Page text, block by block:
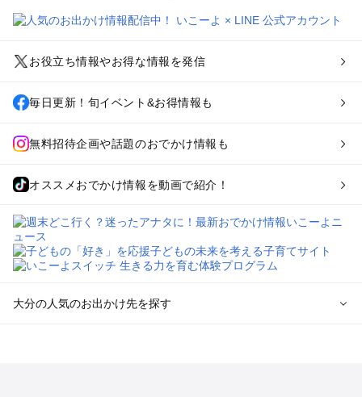
お役立ち情報やお得な情報を発信
毎日更新！旬イベント&お得情報も
無料招待企画や話題のおでかけ情報も
オススメおでかけ情報を動画で紹介！
大分の人気のお出かけ先を探す